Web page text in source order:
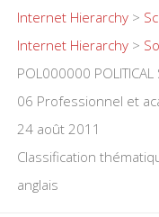
Internet Hierarchy >
Internet Hierarchy >
POL000000 POLITICAL
06 Professionnel et
24 août 2011
Classification
anglais